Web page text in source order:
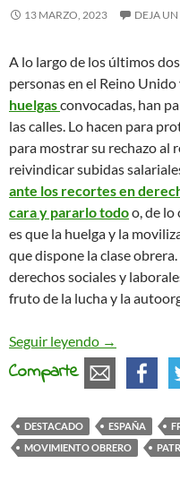
13 MARZO, 2023 DEJA
A lo largo de los últimos
personas en el Reino
huelgasconvocadas, han
las calles. Lo hacen para
para mostrar su rechazo al
reivindicar subidas
ante los recortes en
cara y pararlo todoo, de lo
es que la huelga y la
que dispone la clase
derechos sociales y
fruto de la lucha y la
Seguir leyendo Huelgas en
→
Comparte
DESTACADO ESPAÑA
MOVIMIENTO OBRERO